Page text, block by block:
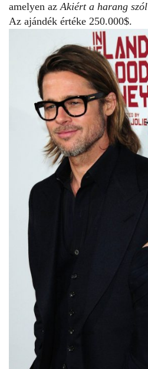
amelyen azAkiért a harang szól
Az ajándék értéke 250.000$.